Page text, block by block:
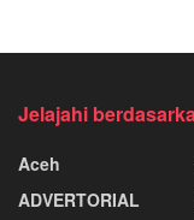
Jelajahi
Aceh
ADVERTORIAL